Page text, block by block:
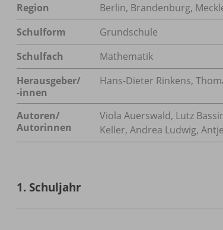
Region
Berlin, Brandenburg,
Schulform
Grundschule
Schulfach
Mathematik
Herausgeber/
-innen
Hans-Dieter Rinkens,
Autoren/
Autorinnen
Viola Auerswald, Lutz
Keller, Andrea Ludwig,
1. Schuljahr